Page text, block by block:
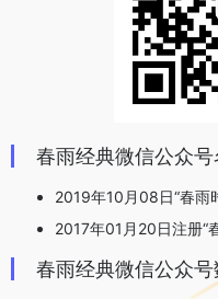
春雨经典微信公众号
2019年10月08日“春雨
2017年01月20日注册“
春雨经典微信公众号